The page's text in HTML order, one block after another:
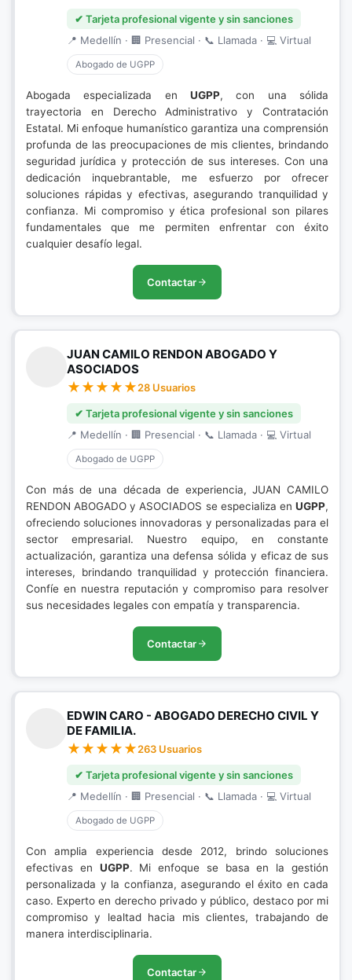
✔ Tarjeta profesional vigente y sin sanciones
📍 Medellín · 🏢 Presencial · 📞 Llamada · 💻 Virtual
Abogado de UGPP
Abogada especializada en UGPP, con una sólida
trayectoria en Derecho Administrativo y Contratación
Estatal. Mi enfoque humanístico garantiza una comprensión
profunda de las preocupaciones de mis clientes, brindando
seguridad jurídica y protección de sus intereses. Con una
dedicación inquebrantable, me esfuerzo por ofrecer
soluciones rápidas y efectivas, asegurando tranquilidad y
confianza. Mi compromiso y ética profesional son pilares
fundamentales que me permiten enfrentar con éxito
cualquier desafío legal.
Contactar
JUAN CAMILO RENDON ABOGADO Y
ASOCIADOS
28 Usuarios
✔ Tarjeta profesional vigente y sin sanciones
📍 Medellín · 🏢 Presencial · 📞 Llamada · 💻 Virtual
Abogado de UGPP
Con más de una década de experiencia, JUAN CAMILO
RENDON ABOGADO y ASOCIADOS se especializa en UGPP,
ofreciendo soluciones innovadoras y personalizadas para el
sector empresarial. Nuestro equipo, en constante
actualización, garantiza una defensa sólida y eficaz de sus
intereses, brindando tranquilidad y protección financiera.
Confíe en nuestra reputación y compromiso para resolver
sus necesidades legales con empatía y transparencia.
Contactar
EDWIN CARO - ABOGADO DERECHO CIVIL Y
DE FAMILIA.
263 Usuarios
✔ Tarjeta profesional vigente y sin sanciones
📍 Medellín · 🏢 Presencial · 📞 Llamada · 💻 Virtual
Abogado de UGPP
Con amplia experiencia desde 2012, brindo soluciones
efectivas en UGPP. Mi enfoque se basa en la gestión
personalizada y la confianza, asegurando el éxito en cada
caso. Experto en derecho privado y público, destaco por mi
compromiso y lealtad hacia mis clientes, trabajando de
manera interdisciplinaria.
Contactar